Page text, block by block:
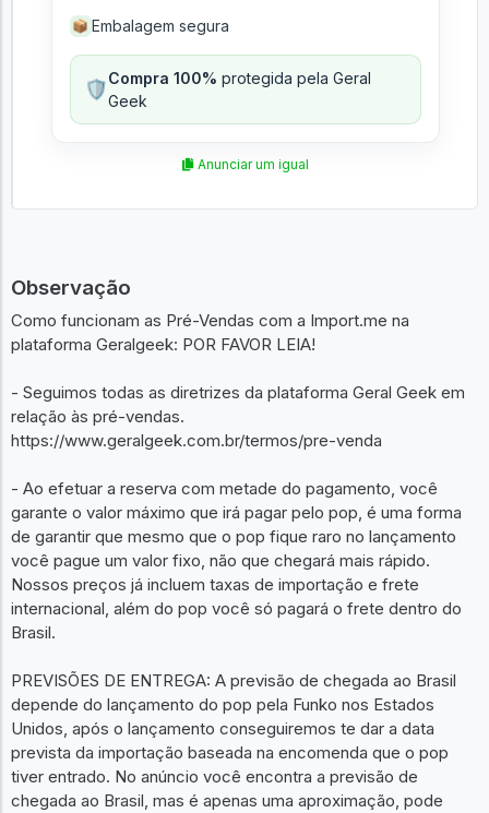
📦 Embalagem segura
🛡️Compra 100% protegida pela Geral
Geek
Anunciar um igual
Observação
Como funcionam as Pré-Vendas com a Import.me na
plataforma Geralgeek: POR FAVOR LEIA!
- Seguimos todas as diretrizes da plataforma Geral Geek em
relação às pré-vendas.
https://www.geralgeek.com.br/termos/pre-venda
- Ao efetuar a reserva com metade do pagamento, você
garante o valor máximo que irá pagar pelo pop, é uma forma
de garantir que mesmo que o pop fique raro no lançamento
você pague um valor fixo, não que chegará mais rápido.
Nossos preços já incluem taxas de importação e frete
internacional, além do pop você só pagará o frete dentro do
Brasil.
PREVISÕES DE ENTREGA: A previsão de chegada ao Brasil
depende do lançamento do pop pela Funko nos Estados
Unidos, após o lançamento conseguiremos te dar a data
prevista da importação baseada na encomenda que o pop
tiver entrado. No anúncio você encontra a previsão de
chegada ao Brasil, mas é apenas uma aproximação, pode